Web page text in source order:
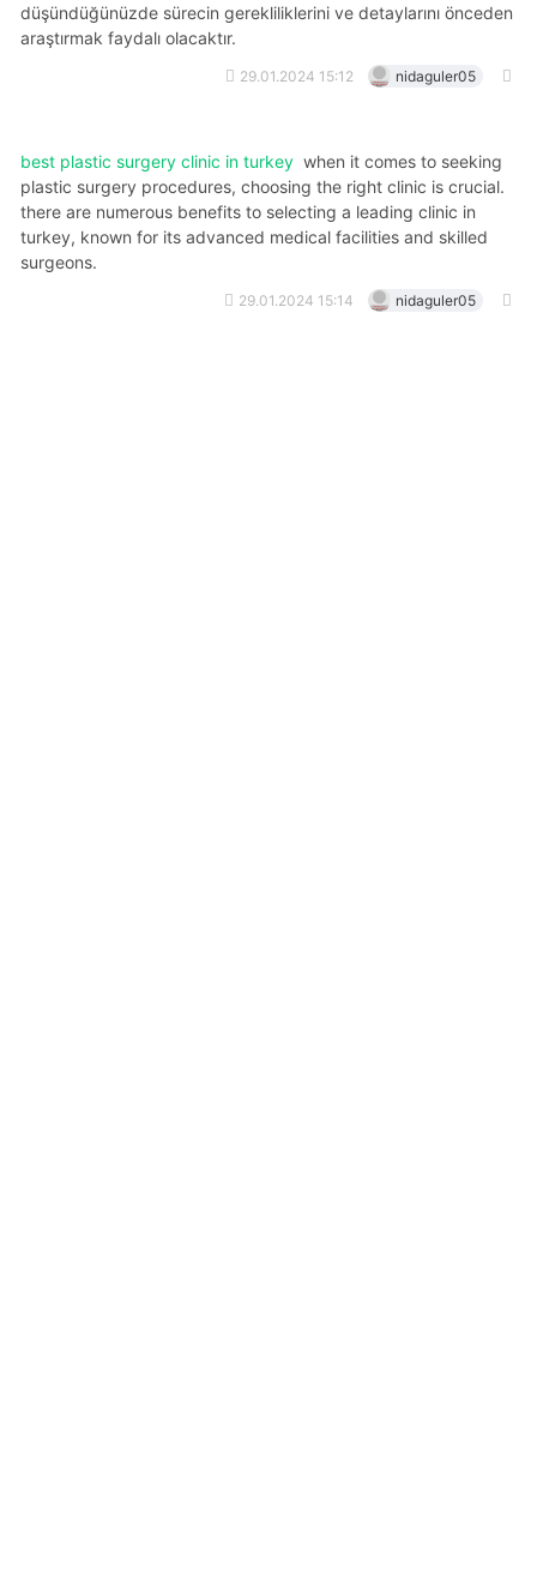
düşündüğünüzde sürecin gerekliliklerini ve detaylarını önceden
araştırmak faydalı olacaktır.
29.01.2024 15:12 nidaguler05
best plastic surgery clinic in turkey when it comes to seeking
plastic surgery procedures, choosing the right clinic is crucial.
there are numerous benefits to selecting a leading clinic in
turkey, known for its advanced medical facilities and skilled
surgeons.
29.01.2024 15:14 nidaguler05